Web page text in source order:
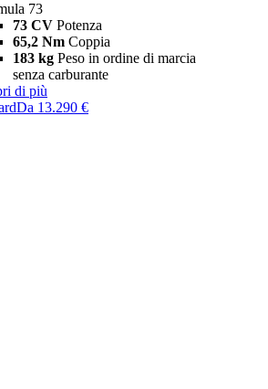
73
73 CV Potenza
65,2 Nm Coppia
183 kg Peso in ordine di marcia
senza carburante
di più
Da 13.290 €